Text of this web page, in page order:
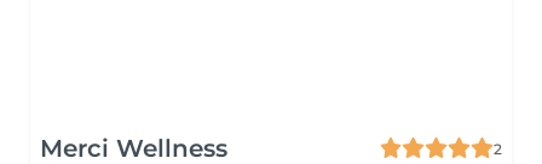
Merci Wellness
2